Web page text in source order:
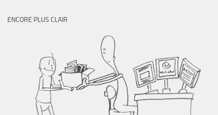
ENCORE PLUS CLAIR